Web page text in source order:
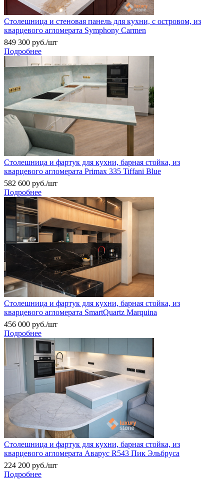
Столешница и стеновая панель для кухни, с островом, из
кварцевого агломерата Symphony Carmen
849 300 руб./шт
Подробнее
Столешница и фартук для кухни, барная стойка, из
кварцевого агломерата Primax 335 Tiffani Blue
582 600 руб./шт
Подробнее
Столешница и фартук для кухни, барная стойка, из
кварцевого агломерата SmartQuartz Marquina
456 000 руб./шт
Подробнее
Столешница и фартук для кухни, барная стойка, из
кварцевого агломерата Аварус R543 Пик Эльбруса
224 200 руб./шт
Подробнее